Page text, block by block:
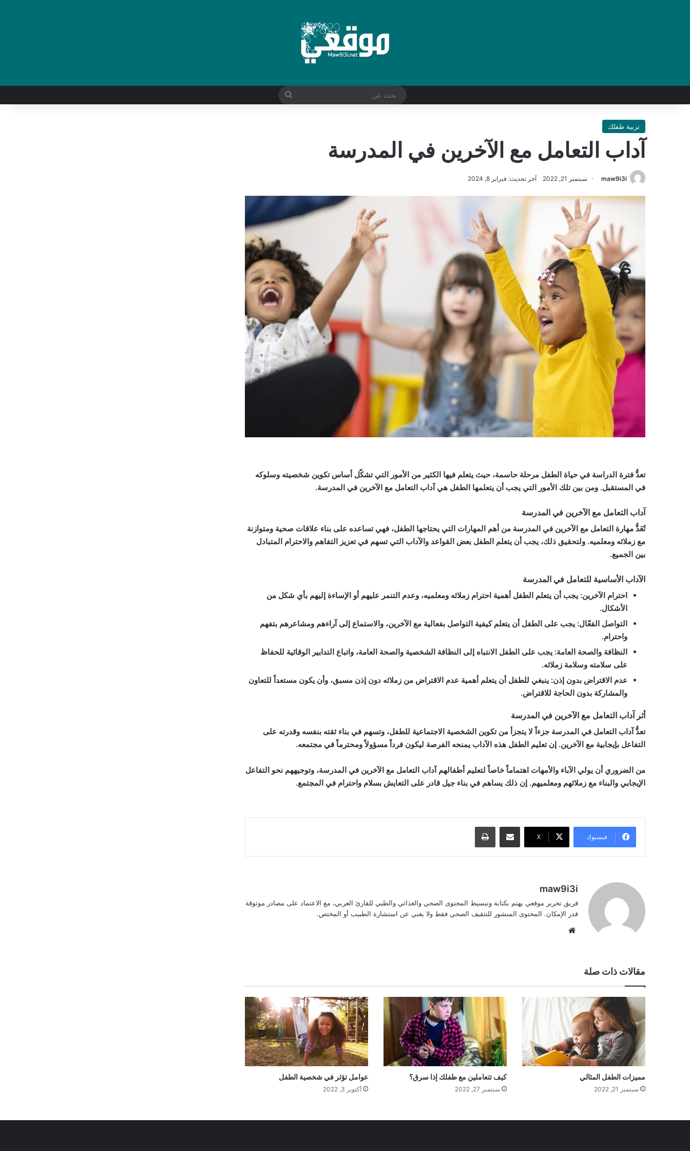
بحث
تربية طفلك
آداب التعامل مع الآخرين في المدرسة
maw9i3i سبتمبر 21, 2022 آخر تحديث: فبراير 8, 2024
تعدُّ فترة الدراسة في حياة الطفل مرحلة حاسمة، حيث يتعلم فيها الكثير من الأمور التي تشكّل أساس تكوين شخصيته وسلوكه
في المستقبل. ومن بين تلك الأمور التي يجب أن يتعلمها الطفل هي آداب التعامل مع الآخرين في المدرسة.
آداب التعامل مع الآخرين في المدرسة
تُعَدُّ مهارة التعامل مع الآخرين في المدرسة من أهم المهارات التي يحتاجها الطفل، فهي تساعده على بناء علاقات صحية ومتوازنة
مع زملائه ومعلميه. ولتحقيق ذلك، يجب أن يتعلم الطفل بعض القواعد والآداب التي تسهم في تعزيز التفاهم والاحترام المتبادل
بين الجميع.
الآداب الأساسية للتعامل في المدرسة
احترام الآخرين: يجب أن يتعلم الطفل أهمية احترام زملائه ومعلميه، وعدم التنمر عليهم أو الإساءة إليهم بأي شكل من
الأشكال.
التواصل الفعّال: يجب على الطفل أن يتعلم كيفية التواصل بفعالية مع الآخرين، والاستماع إلى آراءهم ومشاعرهم بتفهم
واحترام.
النظافة والصحة العامة: يجب على الطفل الانتباه إلى النظافة الشخصية والصحة العامة، واتباع التدابير الوقائية للحفاظ
على سلامته وسلامة زملائه.
عدم الاقتراض بدون إذن: ينبغي للطفل أن يتعلم أهمية عدم الاقتراض من زملائه دون إذن مسبق، وأن يكون مستعداً للتعاون
والمشاركة بدون الحاجة للاقتراض.
أثر آداب التعامل مع الآخرين في المدرسة
تعدُّ آداب التعامل في المدرسة جزءاً لا يتجزأ من تكوين الشخصية الاجتماعية للطفل، وتسهم في بناء ثقته بنفسه وقدرته على
التفاعل بإيجابية مع الآخرين. إن تعليم الطفل هذه الآداب يمنحه الفرصة ليكون فرداً مسؤولاً ومحترماً في مجتمعه.
من الضروري أن يولي الآباء والأمهات اهتماماً خاصاً لتعليم أطفالهم آداب التعامل مع الآخرين في المدرسة، وتوجيههم نحو التفاعل
الإيجابي والبناء مع زملائهم ومعلميهم. إن ذلك يساهم في بناء جيل قادر على التعايش بسلام واحترام في المجتمع.
فيسبوك ‫X
مشاركة عبر البريد طباعة
maw9i3i
فريق تحرير موقعي يهتم بكتابة وتبسيط المحتوى الصحي والغذائي والطبي للقارئ العربي، مع الاعتماد على مصادر موثوقة
قدر الإمكان. المحتوى المنشور للتثقيف الصحي فقط ولا يغني عن استشارة الطبيب أو المختص.
مقالات ذات صلة
مميزات الطفل المثالي
سبتمبر 21, 2022
كيف تتعاملين مع طفلك إذا سرق؟
سبتمبر 27, 2022
عوامل تؤثر في شخصية الطفل
أكتوبر 3, 2022